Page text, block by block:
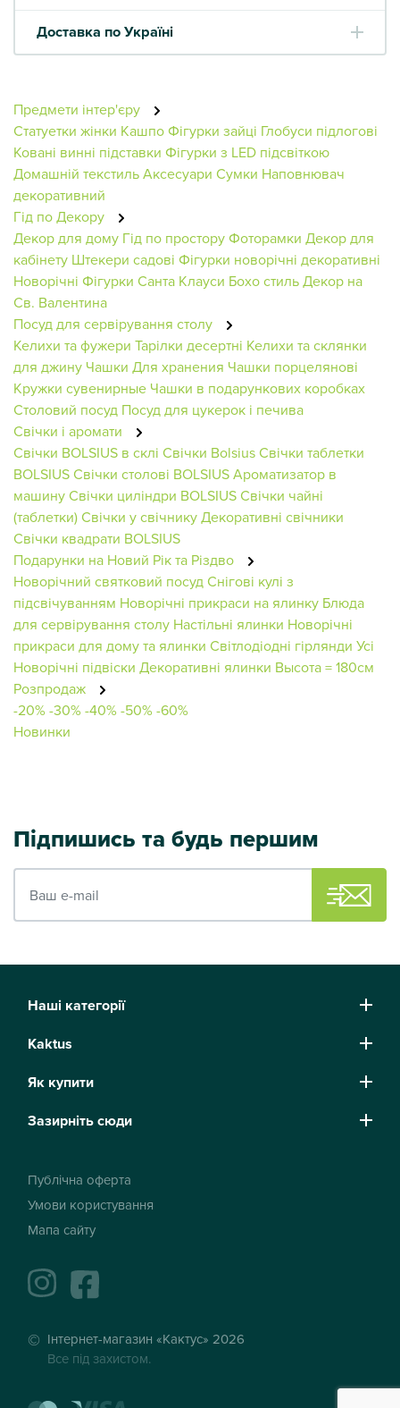
Доставка по Україні
Предмети інтер'єру
Статуетки жінки КашпоФігурки зайці Глобуси підлогові
Ковані винні підставки Фігурки з LED підсвіткою
Домашній текстильАксесуари Сумки Наповнювач
декоративний
Гід по Декору
Декор для дому Гід по просторуФоторамки Декор для
кабінету Штекери садові Фігурки новорічні декоративні
Новорічні Фігурки Санта Клауси Бохо стильДекор на
Св. Валентина
Посуд для сервірування столу
Келихи та фужери Тарілки десертні Келихи та склянки
для джину Чашки Для хранения Чашки порцелянові
Кружки сувенирные Чашки в подарункових коробках
Столовий посуд Посуд для цукерок і печива
Свічки і аромати
Свічки BOLSIUS в склі Свічки BolsiusСвічки таблетки
BOLSIUSСвічки столові BOLSIUSАроматизатор в
машинуСвічки циліндри BOLSIUSСвічки чайні
(таблетки)Свічки у свічникуДекоративні свічники
Свічки квадрати BOLSIUS
Подарунки на Новий Рік та Різдво
Новорічний святковий посудСнігові кулі з
підсвічуванням Новорічні прикраси на ялинку Блюда
для сервірування столу Настільні ялинки Новорічні
прикраси для дому та ялинки Світлодіодні гірлянди Усі
Новорічні підвіски Декоративні ялинки Высота = 180см
Розпродаж
-20%-30%-40%-50%-60%
Новинки
Підпишись та будь першим
Наші категорії
Kaktus
Як купити
Зазирніть сюди
Публічна оферта
Умови користування
Мапа сайту
instagramfacebook
Інтернет-магазин «Кактус» 2026
Все під захистом.